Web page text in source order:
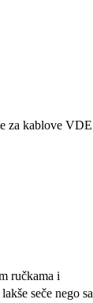
za kablove VDE
ručkama i
seče nego sa